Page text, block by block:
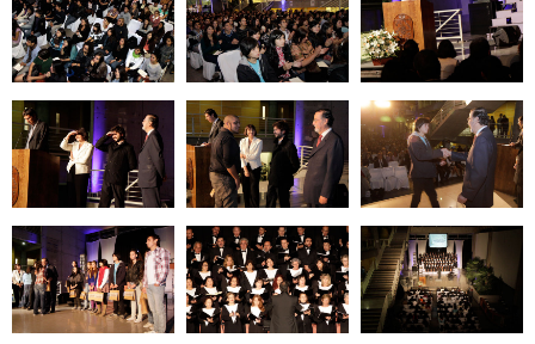
Zoom Zoom Zoom
Zoom Zoom Zoom